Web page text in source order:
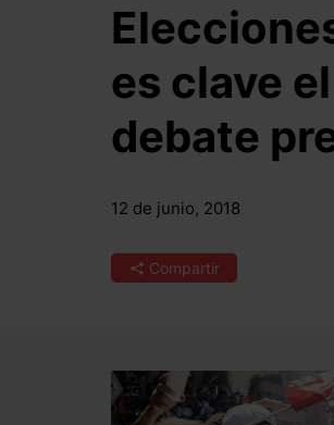
es clave
debate
12 de junio, 2018
Compartir